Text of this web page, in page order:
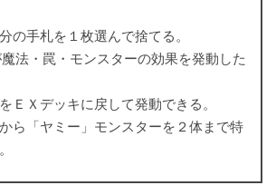
の手札を１枚選んで捨てる。
法・罠・モンスターの効果を発動した
ＥＸデッキに戻して発動できる。
ら「ヤミー」モンスターを２体まで特